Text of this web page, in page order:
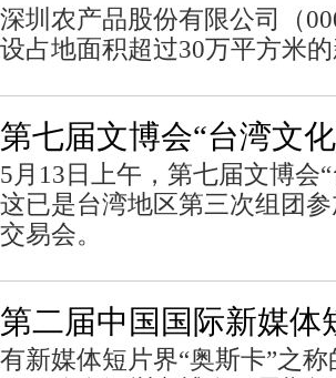
深圳农产品股份有限公司（
设占地面积超过30万平方米
第七届文博会“台湾文
5月13日上午，第七届文博会
这已是台湾地区第三次组团
交易会。
第二届中国国际新媒体
有新媒体短片界“奥斯卡”之